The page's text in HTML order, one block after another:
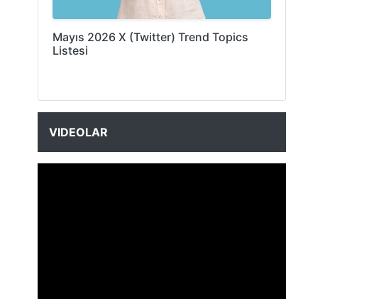
Mayıs 2026 X (Twitter) Trend Topics
Listesi
VIDEOLAR